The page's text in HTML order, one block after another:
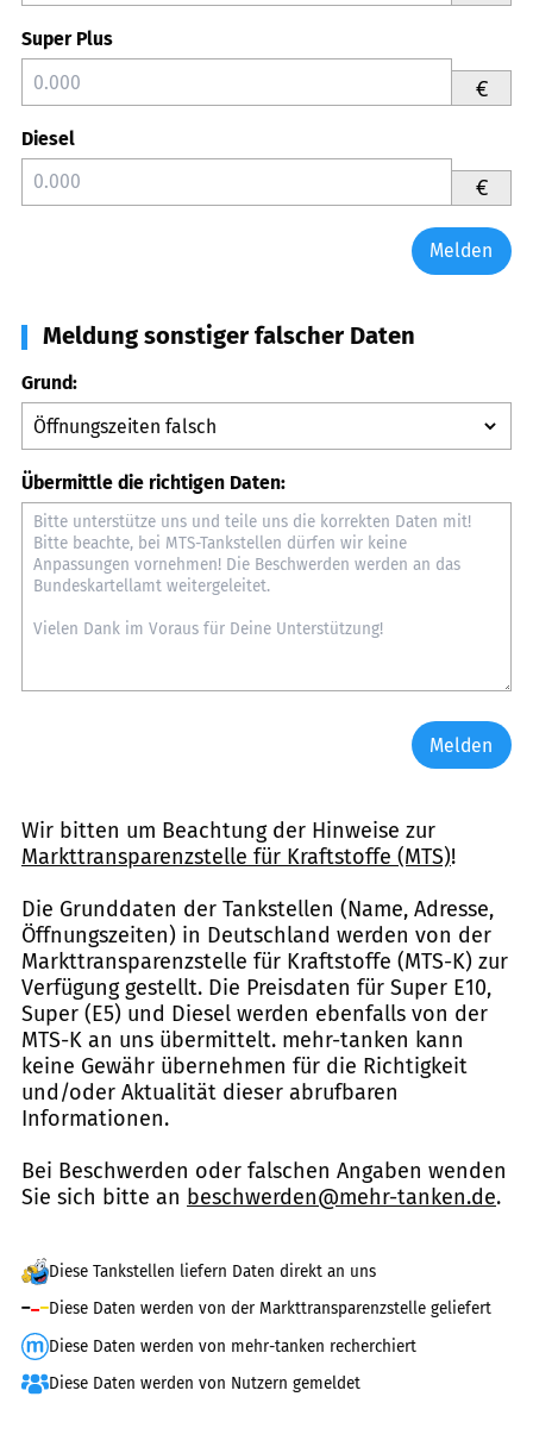
Super Plus
€
Diesel
€
Melden
Meldung sonstiger falscher Daten
Grund:
Übermittle die richtigen Daten:
Melden
Wir bitten um Beachtung der Hinweise zur
Markttransparenzstelle für Kraftstoffe (MTS)!
Die Grunddaten der Tankstellen (Name, Adresse,
Öffnungszeiten) in Deutschland werden von der
Markttransparenzstelle für Kraftstoffe (MTS-K) zur
Verfügung gestellt. Die Preisdaten für Super E10,
Super (E5) und Diesel werden ebenfalls von der
MTS-K an uns übermittelt. mehr-tanken kann
keine Gewähr übernehmen für die Richtigkeit
und/oder Aktualität dieser abrufbaren
Informationen.
Bei Beschwerden oder falschen Angaben wenden
Sie sich bitte an beschwerden@mehr-tanken.de.
Diese Tankstellen liefern Daten direkt an uns
Diese Daten werden von der Markttransparenzstelle geliefert
Diese Daten werden von mehr-tanken recherchiert
Diese Daten werden von Nutzern gemeldet